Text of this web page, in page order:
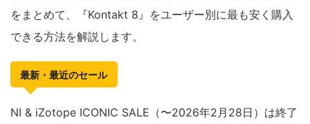
をまとめて、『Kontakt 8』をユーザー別に最も安く購入
できる方法を解説します。
最新・最近のセール
NI & iZotope ICONIC SALE（〜2026年2月28日）は終了